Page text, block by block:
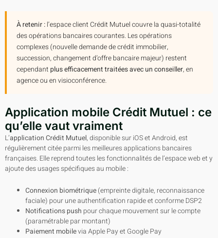
À retenir :l’espace client Crédit Mutuel couvre la quasi-totalité
des opérations bancaires courantes. Les opérations
complexes (nouvelle demande de crédit immobilier,
succession, changement d’offre bancaire majeur) restent
cependant plus efficacement traitées avec un conseiller, en
agence ou en visioconférence.
Application mobile Crédit Mutuel : ce
qu’elle vaut vraiment
L’application Crédit Mutuel, disponible sur iOS et Android, est
régulièrement citée parmi les meilleures applications bancaires
françaises. Elle reprend toutes les fonctionnalités de l’espace web et y
ajoute des usages spécifiques au mobile :
Connexion biométrique(empreinte digitale, reconnaissance
faciale) pour une authentification rapide et conforme DSP2
Notifications push pour chaque mouvement sur le compte
(paramétrable par montant)
Paiement mobilevia Apple Pay et Google Pay